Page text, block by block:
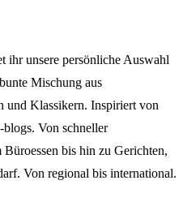
ihr unsere persönliche Auswahl
Mischung aus
und Klassikern. Inspiriert von
Von schneller
bis hin zu Gerichten,
Von regional bis international.